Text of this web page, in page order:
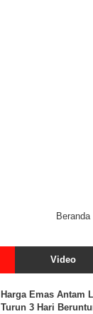
Beranda
Video
Harga Emas Antam
Turun 3 Hari